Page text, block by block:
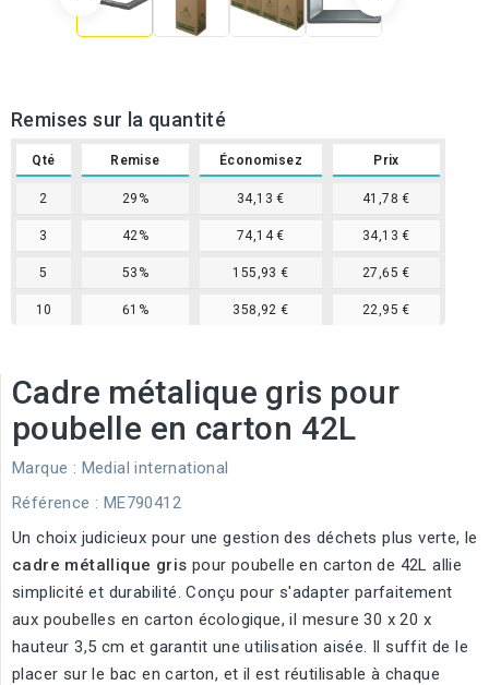
Remises sur la quantité
Qté Remise Économisez Prix
2 29% 34,13 € 41,78 €
3 42% 74,14 € 34,13 €
5 53% 155,93 € 27,65 €
10 61% 358,92 € 22,95 €
Cadre métalique gris pour
poubelle en carton 42L
Marque : Medial international
Référence : ME790412
Un choix judicieux pour une gestion des déchets plus verte, le
cadre métallique gris pour poubelle en carton de 42L allie
simplicité et durabilité. Conçu pour s'adapter parfaitement
aux poubelles en carton écologique, il mesure 30 x 20 x
hauteur 3,5 cm et garantit une utilisation aisée. Il suffit de le
placer sur le bac en carton, et il est réutilisable à chaque